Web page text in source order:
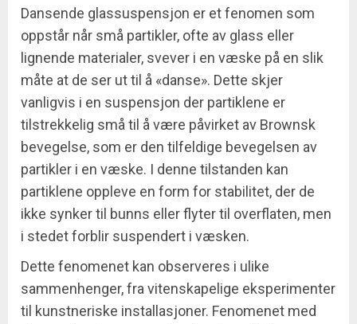
Dansende glassuspensjon er et fenomen som
oppstår når små partikler, ofte av glass eller
lignende materialer, svever i en væske på en slik
måte at de ser ut til å «danse». Dette skjer
vanligvis i en suspensjon der partiklene er
tilstrekkelig små til å være påvirket av Brownsk
bevegelse, som er den tilfeldige bevegelsen av
partikler i en væske. I denne tilstanden kan
partiklene oppleve en form for stabilitet, der de
ikke synker til bunns eller flyter til overflaten, men
i stedet forblir suspendert i væsken.
Dette fenomenet kan observeres i ulike
sammenhenger, fra vitenskapelige eksperimenter
til kunstneriske installasjoner. Fenomenet med